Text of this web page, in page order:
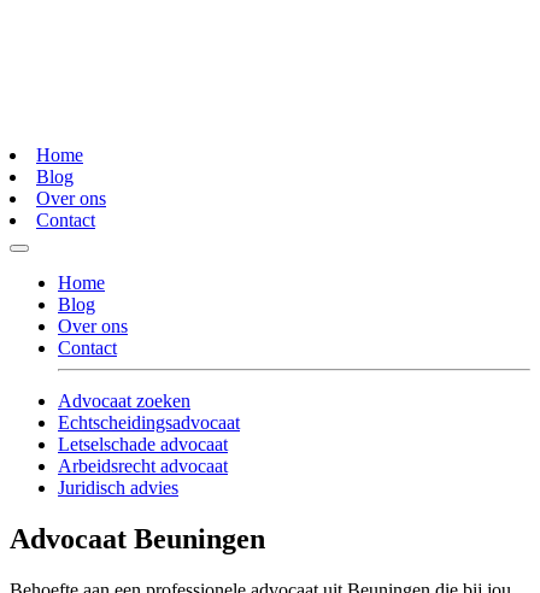
Home
Blog
Over ons
Contact
Home
Blog
Over ons
Contact
Advocaat zoeken
Echtscheidingsadvocaat
Letselschade advocaat
Arbeidsrecht advocaat
Juridisch advies
Advocaat Beuningen